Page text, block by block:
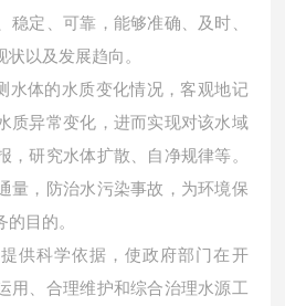
稳定、可靠，能够准确、及时、
以及发展趋向。
水体的水质变化情况，客观地记
质异常变化，进而实现对该水域
，研究水体扩散、自净规律等。
量，防治水污染事故，为环境保
目的。
供科学依据，使政府部门在开
用、合理维护和综合治理水源工